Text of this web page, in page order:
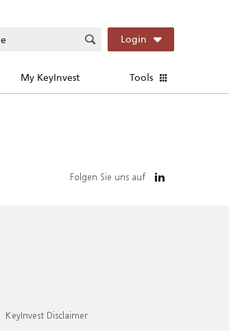
Login
My KeyInvest Tools
Folgen Sie uns auf
KeyInvest Disclaimer